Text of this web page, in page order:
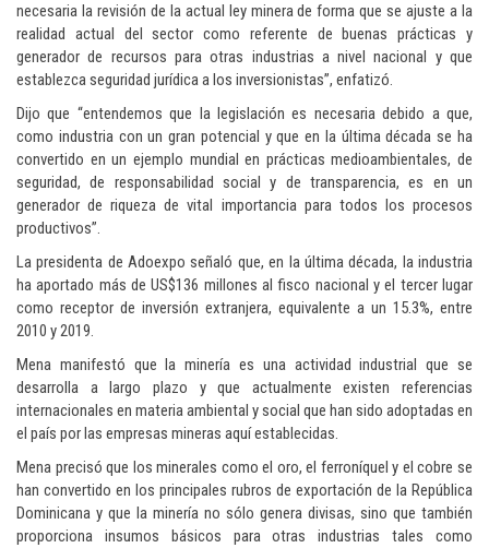
necesaria la revisión de la actual ley minera de forma que se ajuste a la
realidad actual del sector como referente de buenas prácticas y
generador de recursos para otras industrias a nivel nacional y que
establezca seguridad jurídica a los inversionistas”, enfatizó.
Dijo que “entendemos que la legislación es necesaria debido a que,
como industria con un gran potencial y que en la última década se ha
convertido en un ejemplo mundial en prácticas medioambientales, de
seguridad, de responsabilidad social y de transparencia, es en un
generador de riqueza de vital importancia para todos los procesos
productivos”.
La presidenta de Adoexpo señaló que, en la última década, la industria
ha aportado más de US$136 millones al fisco nacional y el tercer lugar
como receptor de inversión extranjera, equivalente a un 15.3%, entre
2010 y 2019.
Mena manifestó que la minería es una actividad industrial que se
desarrolla a largo plazo y que actualmente existen referencias
internacionales en materia ambiental y social que han sido adoptadas en
el país por las empresas mineras aquí establecidas.
Mena precisó que los minerales como el oro, el ferroníquel y el cobre se
han convertido en los principales rubros de exportación de la República
Dominicana y que la minería no sólo genera divisas, sino que también
proporciona insumos básicos para otras industrias tales como